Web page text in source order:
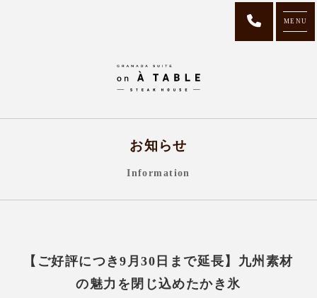
MENU
お知らせ
Information
【ご好評につき9月30日まで延長】九州素材
の魅力を閉じ込めたかき氷